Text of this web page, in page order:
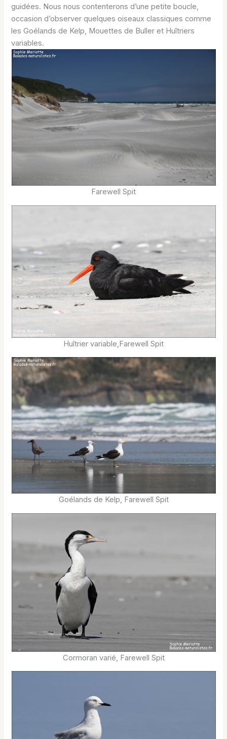
guidées. Nous nous contenterons d’une petite boucle,
occasion d’observer quelques oiseaux classiques comme
les Goélands de Kelp, Mouettes de Buller et Huîtriers
variables.
Farewell Spit
Huîtrier variable,Farewell Spit
Goélands de Kelp, Farewell Spit
Cormoran varié, Farewell Spit